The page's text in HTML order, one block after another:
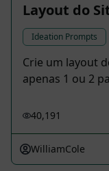
Layout do
Ideation Prompts
Crie um layout
apenas 1 ou 2
40,191
WilliamCole